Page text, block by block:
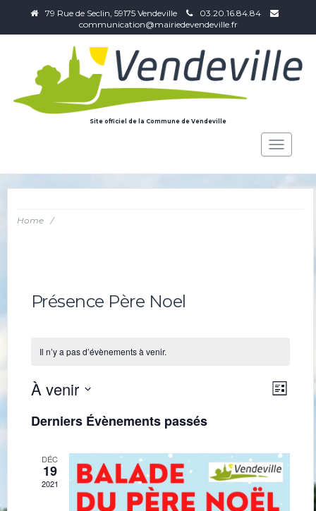
79 Rue de Seclin, 59175 Vendeville
03.20.16.84.84
communication@mairiedevendeville.fr
Site officiel de la Commune de Vendeville
Toggle
Home /
Présence Père Noel
Il n’y a pas d’évènements à venir.
Liste
À venir
une
date.
Derniers Évènements passés
DÉC
19
2021